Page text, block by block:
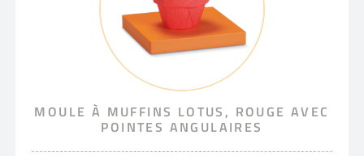
MOULE À MUFFINS LOTUS, ROUGE AVEC
POINTES ANGULAIRES